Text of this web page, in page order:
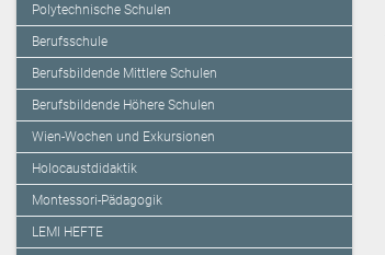
Polytechnische Schulen
Berufsschule
Berufsbildende Mittlere Schulen
Berufsbildende Höhere Schulen
Wien-Wochen und Exkursionen
Holocaustdidaktik
Montessori-Pädagogik
LEMI HEFTE